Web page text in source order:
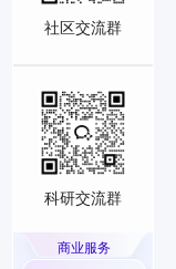
社区交流群
科研交流群
商业服务